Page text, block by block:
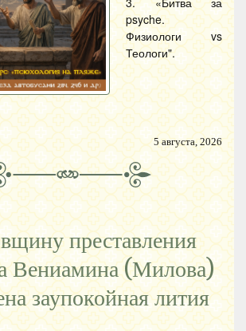
psyche.
Физиологи vs
Теологи".
5 августа, 2026
преставления
Вениамина (Милова)
заупокойная лития